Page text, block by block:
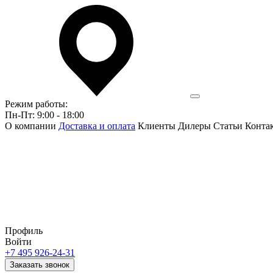
Режим работы:
Пн-Пт: 9:00 - 18:00
О компании Доставка и оплата Клиенты Дилеры Статьи
Профиль
Войти
+7 495 926-24-31
Заказать звонок